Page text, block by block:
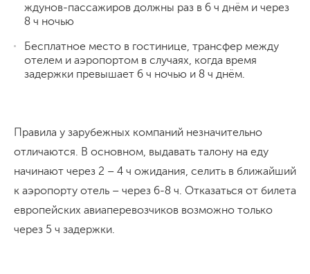
ждунов-пассажиров должны раз в 6 ч днём и через
8 ч ночью
Бесплатное место в гостинице, трансфер между
отелем и аэропортом в случаях, когда время
задержки превышает 6 ч ночью и 8 ч днём.
Правила у зарубежных компаний незначительно
отличаются. В основном, выдавать талону на еду
начинают через 2 – 4 ч ожидания, селить в ближайший
к аэропорту отель – через 6-8 ч. Отказаться от билета
европейских авиаперевозчиков возможно только
через 5 ч задержки.